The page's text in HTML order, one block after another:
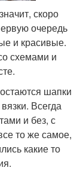
скоро
очередь
и красивые.
схемами и
шапки
Всегда
и без, с
то же самое,
какие то